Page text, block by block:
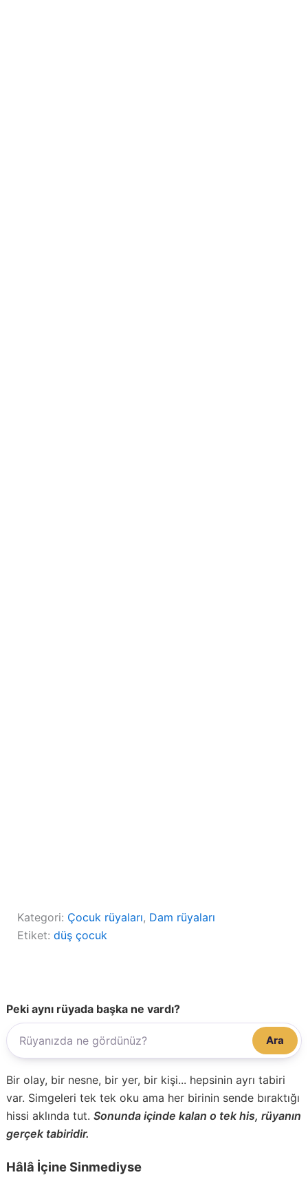
Kategori: Çocuk rüyaları, Dam rüyaları
Etiket: düş çocuk
Peki aynı rüyada başka ne vardı?
Ara
Bir olay, bir nesne, bir yer, bir kişi... hepsinin ayrı tabiri
var. Simgeleri tek tek oku ama her birinin sende bıraktığı
hissi aklında tut. Sonunda içinde kalan o tek his, rüyanın
gerçek tabiridir.
Hâlâ İçine Sinmediyse